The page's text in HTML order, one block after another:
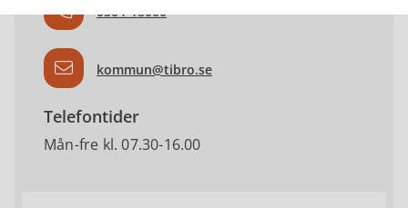
0504-18000
kommun@tibro.se
Telefontider
Mån-fre kl. 07.30-16.00